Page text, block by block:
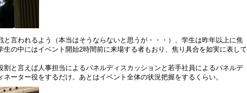
と言われるよう（本当はそうならないと思うが・・・）、学生は昨年以上に焦
生の中にはイベント開始2時間前に来場する者もおり、焦り具合を如実に表して
割と言えば人事担当によるパネルディスカッションと若手社員によるパネルデ
ネーター役をするだけ。あとはイベント全体の状況把握をするくらい。